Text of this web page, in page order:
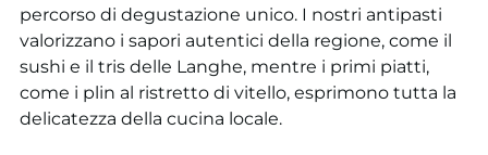
percorso di degustazione unico. I nostri antipasti
valorizzano i sapori autentici della regione, come il
sushi e il tris delle Langhe, mentre i primi piatti,
come i plin al ristretto di vitello, esprimono tutta la
delicatezza della cucina locale.